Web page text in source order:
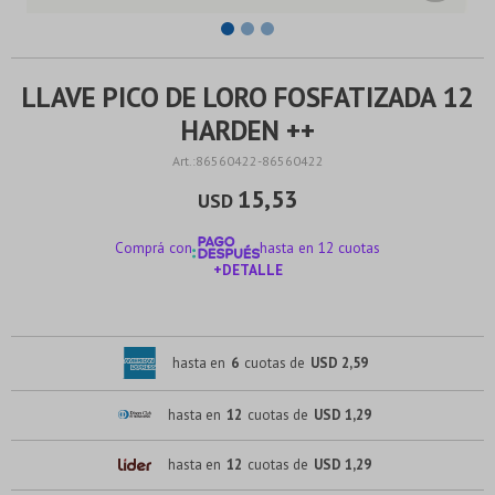
LLAVE PICO DE LORO FOSFATIZADA 12
HARDEN ++
86560422-86560422
USD 15,53
Comprá con
hasta en 12 cuotas
+DETALLE
hasta en 6 cuotas de USD 2,59
hasta en 12 cuotas de USD 1,29
hasta en 12 cuotas de USD 1,29